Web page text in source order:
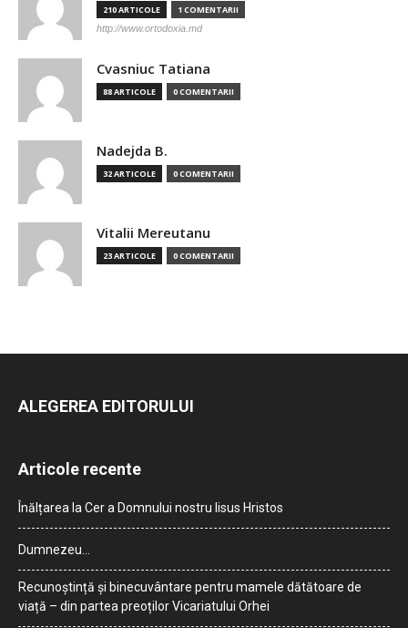
210 ARTICOLE 1 COMENTARII
http://www.ortodoxia.md
Cvasniuc Tatiana
88 ARTICOLE 0 COMENTARII
Nadejda B.
32 ARTICOLE 0 COMENTARII
Vitalii Mereutanu
23 ARTICOLE 0 COMENTARII
ALEGEREA EDITORULUI
Articole recente
Înălțarea la Cer a Domnului nostru Iisus Hristos
Dumnezeu…
Recunoștință și binecuvântare pentru mamele dătătoare de
viață – din partea preoților Vicariatului Orhei